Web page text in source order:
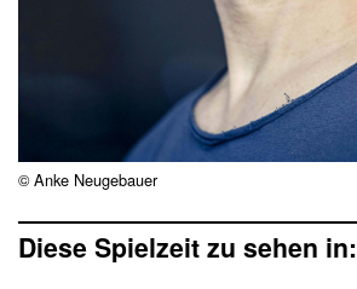
© Anke Neugebauer
Diese Spielzeit zu sehen in: